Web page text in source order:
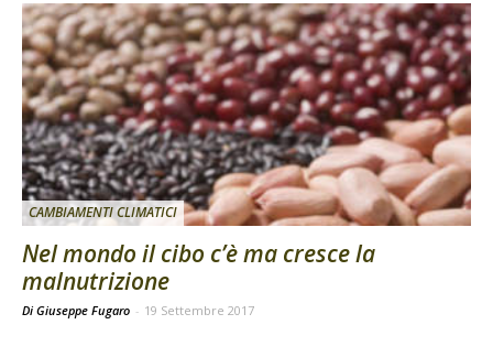
CAMBIAMENTI CLIMATICI
Nel mondo il cibo c’è ma cresce la
malnutrizione
Di Giuseppe Fugaro - 19 Settembre 2017